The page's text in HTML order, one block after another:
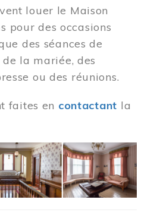
louer le Maison
pour des occasions
des séances de
la mariée, des
ou des réunions.
faites en contactant la